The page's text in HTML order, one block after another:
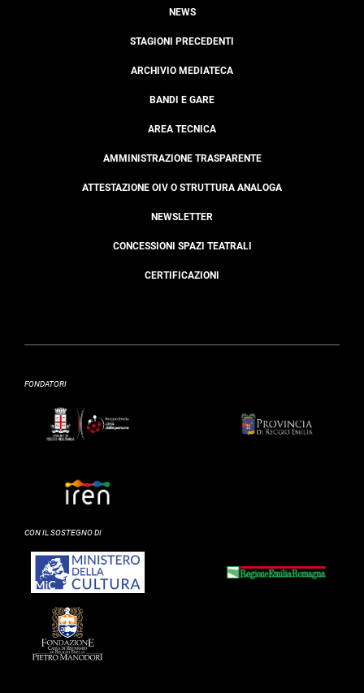
NEWS
STAGIONI PRECEDENTI
ARCHIVIO MEDIATECA
BANDI E GARE
AREA TECNICA
AMMINISTRAZIONE TRASPARENTE
ATTESTAZIONE OIV O STRUTTURA ANALOGA
NEWSLETTER
CONCESSIONI SPAZI TEATRALI
CERTIFICAZIONI
FONDATORI
CON IL SOSTEGNO DI